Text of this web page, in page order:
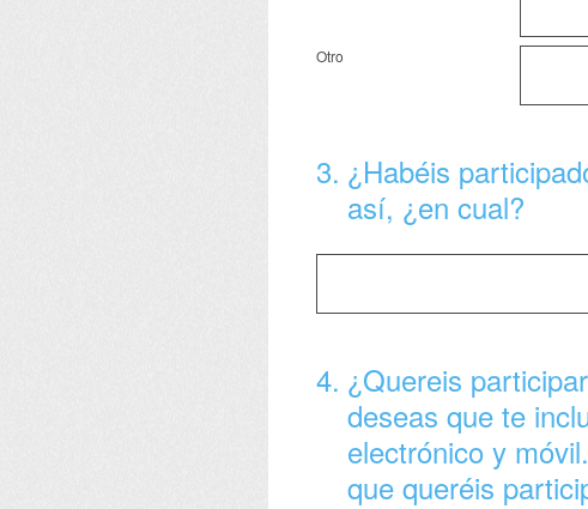
Otro
3. ¿Habéis
así, ¿en cual?
4. ¿Quereis
deseas que te
electrónico y
que queréis